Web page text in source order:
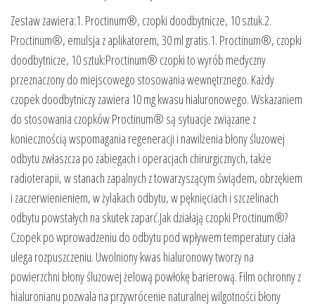
Zestaw zawiera:1. Proctinum®, czopki doodbytnicze, 10 sztuk.2.
Proctinum®, emulsja z aplikatorem, 30 ml gratis.1. Proctinum®, czopki
doodbytnicze, 10 sztuk:Proctinum® czopki to wyrób medyczny
przeznaczony do miejscowego stosowania wewnętrznego. Każdy
czopek doodbytniczy zawiera 10 mg kwasu hialuronowego. Wskazaniem
do stosowania czopków Proctinum® są sytuacje związane z
koniecznością wspomagania regeneracji i nawilżenia błony śluzowej
odbytu zwłaszcza po zabiegach i operacjach chirurgicznych, także
radioterapii, w stanach zapalnych z towarzyszącym świądem, obrzękiem
i zaczerwienieniem, w żylakach odbytu, w pęknięciach i szczelinach
odbytu powstałych na skutek zaparć.Jak działają czopki Proctinum®?
Czopek po wprowadzeniu do odbytu pod wpływem temperatury ciała
ulega rozpuszczeniu. Uwolniony kwas hialuronowy tworzy na
powierzchni błony śluzowej żelową powłokę barierową. Film ochronny z
hialuronianu pozwala na przywrócenie naturalnej wilgotności błony